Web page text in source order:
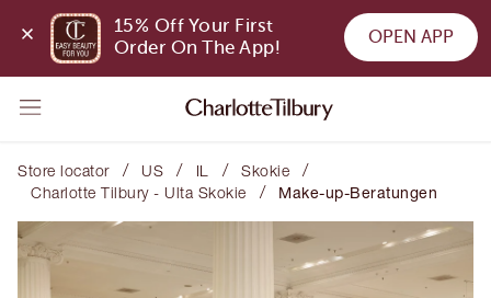
15% Off Your First
Order On The App!
OPEN APP
Store locator / US / IL / Skokie /
Charlotte Tilbury - Ulta Skokie / Make-up-Beratungen